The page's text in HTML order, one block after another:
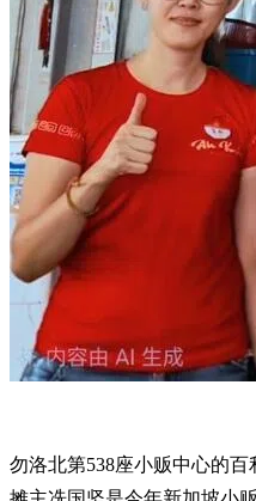
勿洛北第538座小贩中心的百